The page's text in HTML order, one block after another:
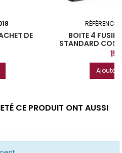
DE
RÉFÉRENCE:
BOITE 4
STANDARD
Prix
Ajouter
CE PRODUIT ONT AUSSI